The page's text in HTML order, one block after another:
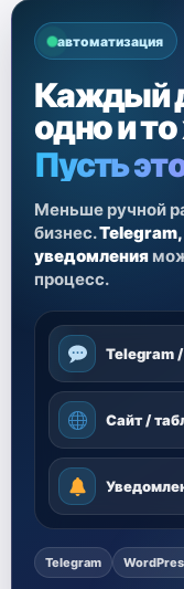
автоматизация
Каждый
одно и
Пусть
Меньше ручной
бизнес.Telegram,
уведомления
процесс.
Telegram
Сайт /
Telegram